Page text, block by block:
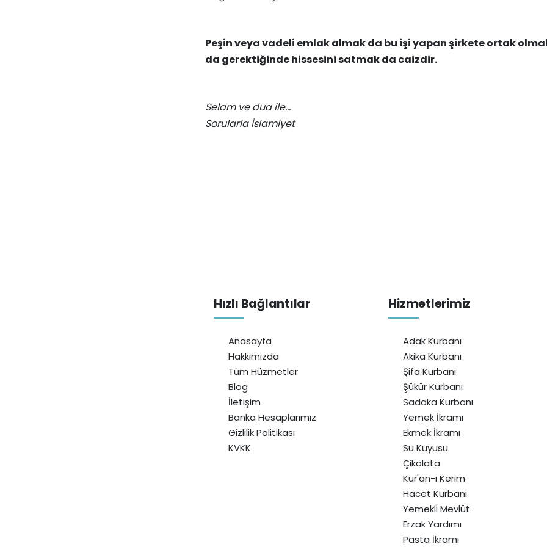
Peşin veya vadeli emlak almak da bu işi yapan şirkete ortak
da gerektiğinde hissesini satmak da caizdir.
Selam ve dua ile…
Sorularla İslamiyet
Hızlı Bağlantılar
Anasayfa
Hakkımızda
Tüm Hüzmetler
Blog
İletişim
Banka Hesaplarımız
Gizlilik Politikası
KVKK
Hizmetlerimiz
Adak Kurbanı
Akika Kurbanı
Şifa Kurbanı
Şükür Kurbanı
Sadaka Kurbanı
Yemek İkramı
Ekmek İkramı
Su Kuyusu
Çikolata
Kur'an-ı Kerim
Hacet Kurbanı
Yemekli Mevlüt
Erzak Yardımı
Pasta İkramı